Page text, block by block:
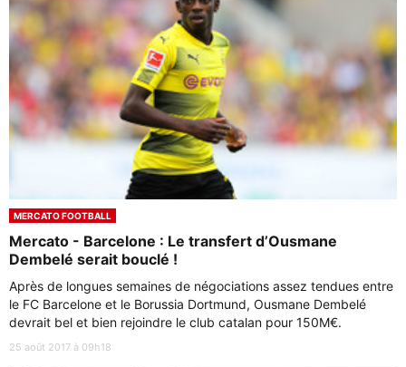
MERCATO FOOTBALL
Mercato - Barcelone : Le transfert d’Ousmane
Dembelé serait bouclé !
Après de longues semaines de négociations assez tendues entre
le FC Barcelone et le Borussia Dortmund, Ousmane Dembelé
devrait bel et bien rejoindre le club catalan pour 150M€.
25 août 2017 à 09h18